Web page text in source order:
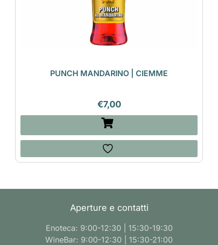
PUNCH MANDARINO | CIEMME
€7,00
Aperture e contatti
Enoteca: 9:00-12:30 | 15:30-19:30
WineBar: 9:00-12:30 | 15:30-21:00